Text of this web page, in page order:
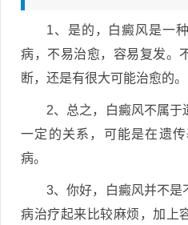
1、是的，白癜风是一
病，不易治愈，容易复发。
断，还是有很大可能治愈的。
2、总之，白癜风不属
一定的关系，可能是在遗
病。
3、你好，白癜风并不是
病治疗起来比较麻烦，加上